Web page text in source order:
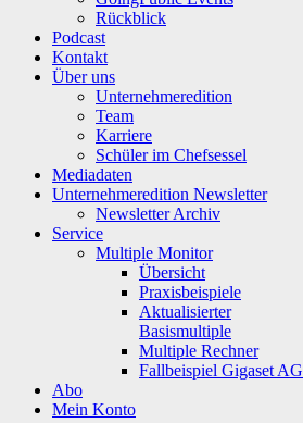
Rückblick
Podcast
Kontakt
Über uns
Unternehmeredition
Team
Karriere
Schüler im Chefsessel
Mediadaten
Unternehmeredition Newsletter
Newsletter Archiv
Service
Multiple Monitor
Übersicht
Praxisbeispiele
Aktualisierter
Basismultiple
Multiple Rechner
Fallbeispiel Gigaset AG
Abo
Mein Konto